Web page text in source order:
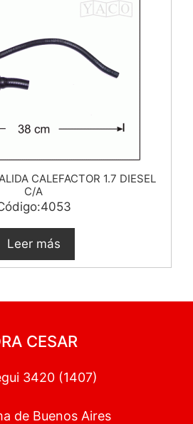
CALEFACTOR 1.7 DIESEL
C/A
Leer más
CESAR
3420 (1407)
de Buenos Aires